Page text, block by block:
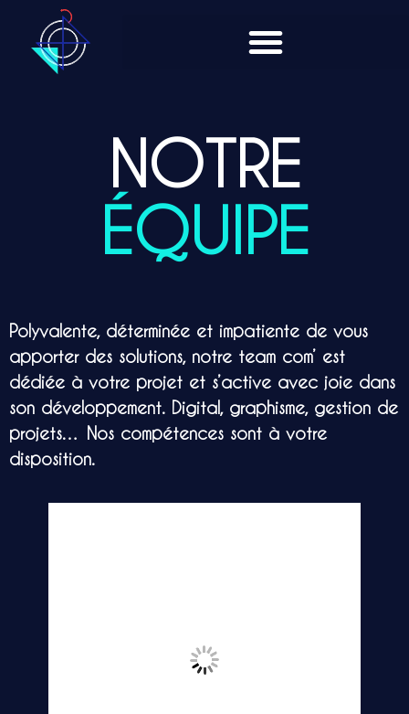
NOTRE
ÉQUIPE
Polyvalente, déterminée et impatiente de vous
apporter des solutions, notre team com’ est
dédiée à votre projet et s’active avec joie dans
son développement. Digital, graphisme, gestion de
projets… Nos compétences sont à votre
disposition.